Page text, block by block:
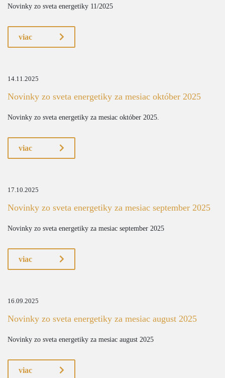
Novinky zo sveta energetiky 11/2025
viac
14.11.2025
Novinky zo sveta energetiky za mesiac október 2025
Novinky zo sveta energetiky za mesiac október 2025.
viac
17.10.2025
Novinky zo sveta energetiky za mesiac september 2025
Novinky zo sveta energetiky za mesiac september 2025
viac
16.09.2025
Novinky zo sveta energetiky za mesiac august 2025
Novinky zo sveta energetiky za mesiac august 2025
viac